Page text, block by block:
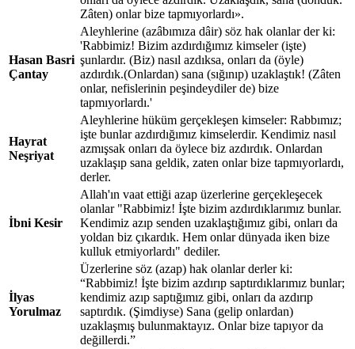
Zâten) onlar bize tapmıyorlardı».
Hasan Basri
Çantay
Aleyhlerine (azâbımıza dâir) söz hak olanlar der ki:
'Rabbimiz! Bizim azdırdığımız kimseler (işte)
şunlardır. (Biz) nasıl azdıksa, onları da (öyle)
azdırdık.(Onlardan) sana (sığınıp) uzaklaştık! (Zâten
onlar, nefislerinin peşindeydiler de) bize
tapmıyorlardı.'
Hayrat
Neşriyat
Aleyhlerine hüküm gerçekleşen kimseler: Rabbımız;
işte bunlar azdırdığımız kimselerdir. Kendimiz nasıl
azmışsak onları da öylece biz azdırdık. Onlardan
uzaklaşıp sana geldik, zaten onlar bize tapmıyorlardı,
derler.
İbni Kesir
Allah'ın vaat ettiği azap üzerlerine gerçekleşecek
olanlar "Rabbimiz! İşte bizim azdırdıklarımız bunlar.
Kendimiz azıp senden uzaklaştığımız gibi, onları da
yoldan biz çıkardık. Hem onlar dünyada iken bize
kulluk etmiyorlardı" dediler.
İlyas
Yorulmaz
Üzerlerine söz (azap) hak olanlar derler ki:
“Rabbimiz! İşte bizim azdırıp saptırdıklarımız bunlar;
kendimiz azıp saptığımız gibi, onları da azdırıp
saptırdık. (Şimdiyse) Sana (gelip onlardan)
uzaklaşmış bulunmaktayız. Onlar bize tapıyor da
değillerdi.”